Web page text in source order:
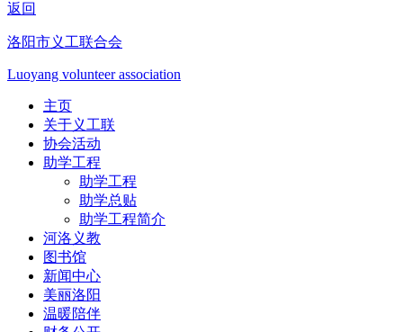
返回
洛阳市义工联合会
Luoyang volunteer association
主页
关于义工联
协会活动
助学工程
助学工程
助学总贴
助学工程简介
河洛义教
图书馆
新闻中心
美丽洛阳
温暖陪伴